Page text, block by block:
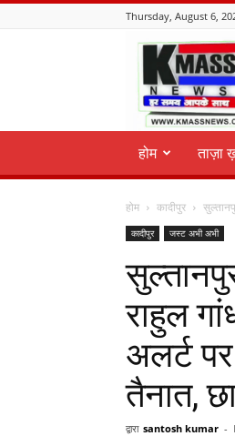
Thursday, August 6,
होम ताज़ा
होम कादीपुर
कादीपुर जस्ट अभी अभी
राहुल
अलर्ट
तैनात,
द्वारा santosh kumar -